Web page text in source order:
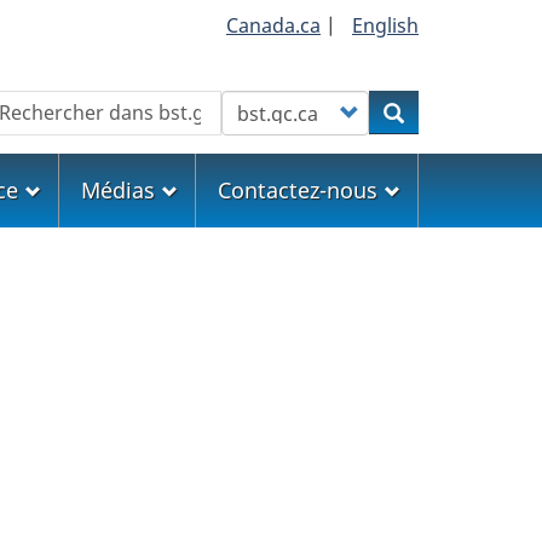
Canada.ca | English
Customize your searchRechercher
Médias Contactez-nous